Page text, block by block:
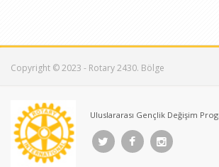
Copyright © 2023 - Rotary 2430. Bölge
Uluslararası Gençlik Değişim